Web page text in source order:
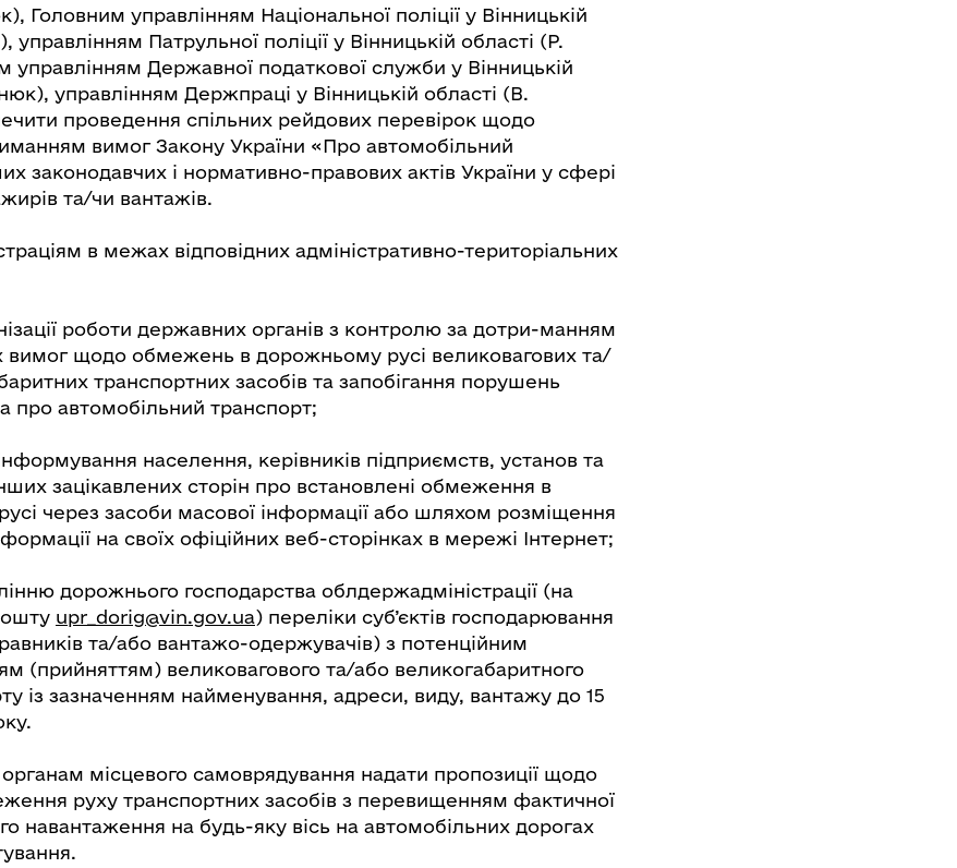
Головним управлінням Національної поліції у Вінницькій
Патрульної поліції у Вінницькій області (Р.
управлінням Державної податкової служби у Вінницькій
управлінням Держпраці у Вінницькій області (В.
проведення спільних рейдових перевірок щодо
вимог Закону України «Про автомобільний
законодавчих і нормативно-правових актів України у сфері
та/чи вантажів.
в межах відповідних адміністративно-територіальних
роботи державних органів з контролю за дотри-манням
вимог щодо обмежень в дорожньому русі великовагових та/
транспортних засобів та запобігання порушень
про автомобільний транспорт;
населення, керівників підприємств, установ та
зацікавлених сторін про встановлені обмеження в
через засоби масової інформації або шляхом розміщення
на своїх офіційних веб-сторінках в мережі Інтернет;
дорожнього господарства облдержадміністрації (на
upr_dorig@vin.gov.ua) переліки суб’єктів господарювання
та/або вантажо-одержувачів) з потенційним
(прийняттям) великовагового та/або великогабаритного
із зазначенням найменування, адреси, виду, вантажу до 15
місцевого самоврядування надати пропозиції щодо
руху транспортних засобів з перевищенням фактичної
навантаження на будь-яку вісь на автомобільних дорогах